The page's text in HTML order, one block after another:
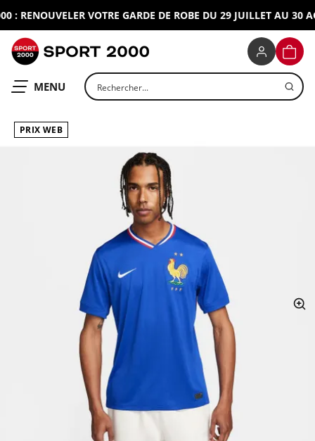
: RENOUVELER VOTRE GARDE DE ROBE DU 29 JUILLET AU 30
OUVRIR LE
MENU Rechercher un produit
PRIX WEB